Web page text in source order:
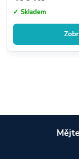
✓ Skladem